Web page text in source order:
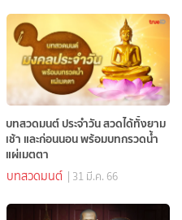
บทสวดมนต์ ประจำวัน สวดได้ทั้งยาม
เช้า และก่อนนอน พร้อมบทกรวดน้ำ
แผ่เมตตา
บทสวดมนต์ | 31 มี.ค. 66